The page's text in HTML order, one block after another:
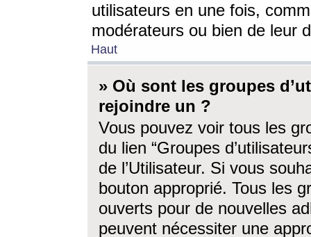
utilisateurs en une fois,
modérateurs ou bien de leur
Haut
» Où sont les groupes
rejoindre un ?
Vous pouvez voir tous les
du lien “Groupes
de l’Utilisateur. Si vous
bouton approprié. Tous les
ouverts pour de nouvelles
peuvent nécessiter une